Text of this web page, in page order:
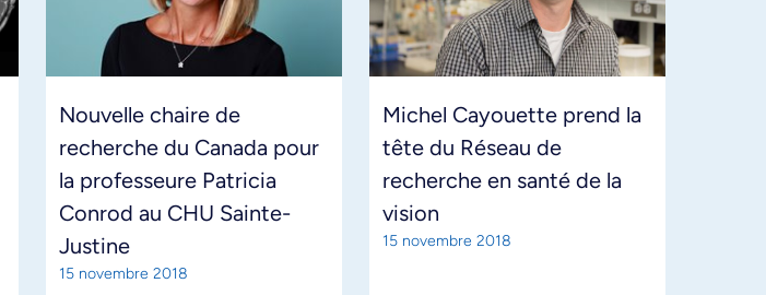
Nouvelle chaire de
recherche du Canada pour
la professeure Patricia
Conrod au CHU Sainte-
Justine
15 novembre 2018
Michel Cayouette prend la
tête du Réseau de
recherche en santé de la
vision
15 novembre 2018